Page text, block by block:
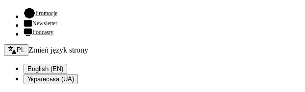
Promocje- otwiera się w nowej karcie
Newsletter
Podcasty
Zmień język - bieżący:
PL Zmień język strony
English (EN)
Українська (UA)